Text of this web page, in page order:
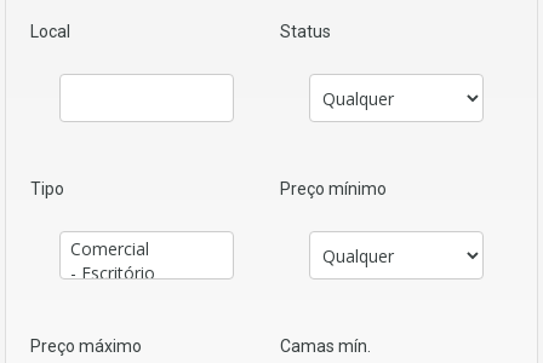
Local Status
Tipo Preço mínimo
Preço máximo Camas mín.